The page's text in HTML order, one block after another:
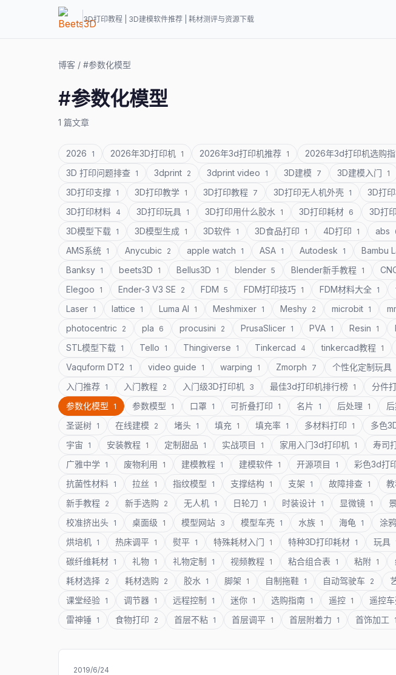
3D打印教程 | 3D建模软件推荐 | 耗材测评与资源下载
博客 / #参数化模型
#参数化模型
1 篇文章
2026 1 2026年3D打印机 1 2026年3d打印机推荐 1 2026年3d打印机选购
3D 打印问题排查 1 3dprint 2 3dprint video 1 3D建模 7 3D建模入门 1
3D打印支撑 1 3D打印教学 1 3D打印教程 7 3D打印无人机外壳 1 3D打
3D打印材料 4 3D打印玩具 1 3D打印用什么胶水 1 3D打印耗材 6 3D打
3D模型下载 1 3D模型生成 1 3D软件 1 3D食品打印 1 4D打印 1 abs
AMS系统 1 Anycubic 2 apple watch 1 ASA 1 Autodesk 1 Bambu
Banksy 1 beets3D 1 Bellus3D 1 blender 5 Blender新手教程 1
Elegoo 1 Ender-3 V3 SE 2 FDM 5 FDM打印技巧 1 FDM材料大全 1
Laser 1 lattice 1 Luma AI 1 Meshmixer 1 Meshy 2 microbit 1
photocentric 2 pla 6 procusini 2 PrusaSlicer 1 PVA 1 Resin 1
STL模型下载 1 Tello 1 Thingiverse 1 Tinkercad 4 tinkercad教程 1
Vaquform DT2 1 video guide 1 warping 1 Zmorph 7 个性化定制玩具
入门推荐 1 入门教程 2 入门级3D打印机 3 最佳3d打印机排行榜 1 分件
参数化模型 1 参数模型 1 口罩 1 可折叠打印 1 名片 1 后处理 1
圣诞树 1 在线建模 2 堵头 1 填充 1 填充率 1 多材料打印 1 多色
宇宙 1 安装教程 1 定制甜品 1 实战项目 1 家用入门3d打印机 1 寿司
广雅中学 1 废物利用 1 建模教程 1 建模软件 1 开源项目 1 彩色3d打
抗菌性材料 1 拉丝 1 指纹模型 1 支撑结构 1 支架 1 故障排查 1
新手教程 2 新手选购 2 无人机 1 日轮刀 1 时装设计 1 显微镜 1
校准挤出头 1 桌面级 1 模型网站 3 模型车壳 1 水族 1 海龟 1 涂鸦
烘培机 1 热床调平 1 熨平 1 特殊耗材入门 1 特种3D打印耗材 1 玩具
碳纤维耗材 1 礼物 1 礼物定制 1 视频教程 1 粘合组合表 1 粘附 1
耗材选择 2 耗材选购 2 胶水 1 脚架 1 自制拖鞋 1 自动驾驶车 2
课堂经验 1 调节器 1 远程控制 1 迷你 1 选购指南 1 遥控 1 遥控车
雷神锤 1 食物打印 2 首层不粘 1 首层调平 1 首层附着力 1 首饰加工 1
2019/6/24